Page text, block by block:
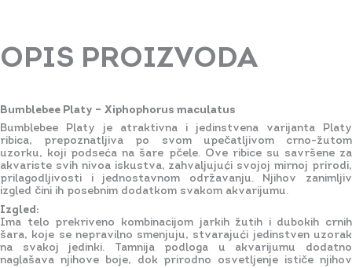
OPIS PROIZVODA
Bumblebee Platy – Xiphophorus maculatus
Bumblebee Platy je atraktivna i jedinstvena varijanta Platy
ribica, prepoznatljiva po svom upečatljivom crno-žutom
uzorku, koji podseća na šare pčele. Ove ribice su savršene za
akvariste svih nivoa iskustva, zahvaljujući svojoj mirnoj prirodi,
prilagodljivosti i jednostavnom održavanju. Njihov zanimljiv
izgled čini ih posebnim dodatkom svakom akvarijumu.
Izgled:
Ima telo prekriveno kombinacijom jarkih žutih i dubokih crnih
šara, koje se nepravilno smenjuju, stvarajući jedinstven uzorak
na svakoj jedinki. Tamnija podloga u akvarijumu dodatno
naglašava njihove boje, dok prirodno osvetljenje ističe njihov